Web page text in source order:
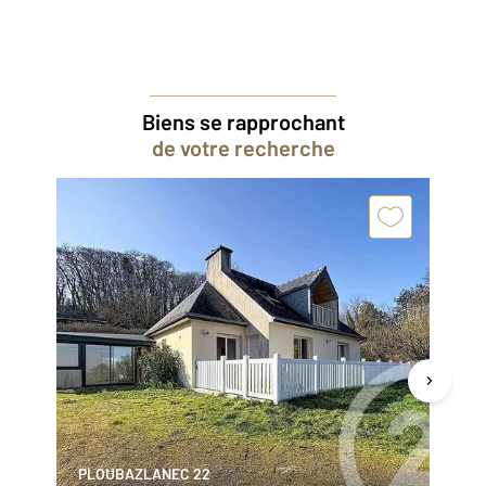
Biens se rapprochant
de votre recherche
PLOUBAZLANEC 22